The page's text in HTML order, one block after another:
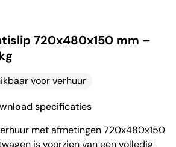
720x480x150 mm –
voor verhuur
specificaties
met afmetingen 720x480x150
is voorzien van een volledig